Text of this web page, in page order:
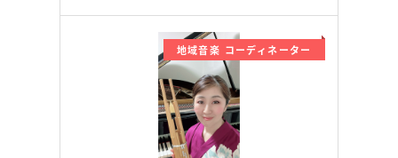
地域音楽 コーディネーター